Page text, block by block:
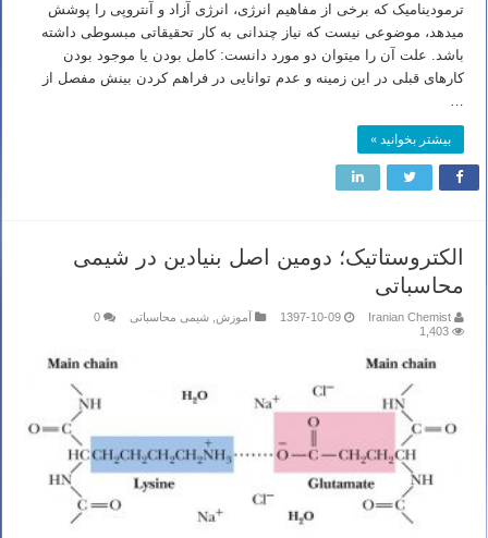
ترمودینامیک که برخی از مفاهیم انرژی، انرژی آزاد و آنتروپی را پوشش
میدهد، موضوعی نیست که نیاز چندانی به کار تحقیقاتی مبسوطی داشته
باشد. علت آن را میتوان دو مورد دانست: کامل بودن یا موجود بودن
کارهای قبلی در این زمینه و عدم توانایی در فراهم کردن بینش مفصل از
…
بیشتر بخوانید »
الکتروستاتیک؛ دومین اصل بنیادین در شیمی
محاسباتی
Iranian Chemist
1397-10-09 آموزش شیمی محاسباتی
0
1,403